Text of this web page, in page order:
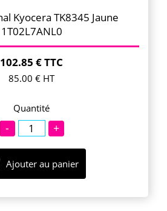
Kyocera TK8345 Jaune
1T02L7ANL0
102.85 € TTC
85.00 € HT
Quantité
- +
Ajouter au panier